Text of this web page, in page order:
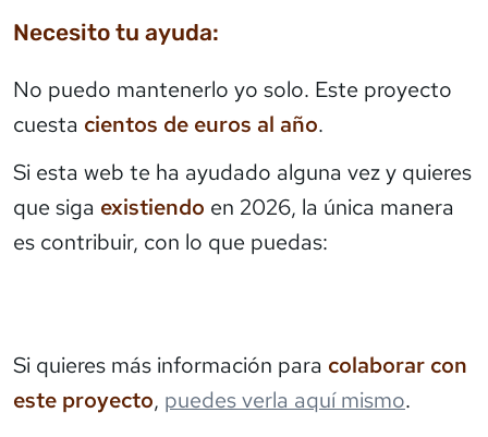
Necesito tu ayuda:
No puedo mantenerlo yo solo. Este proyecto
cuesta cientos de euros al año.
Si esta web te ha ayudado alguna vez y quieres
que siga existiendo en 2026, la única manera
es contribuir, con lo que puedas:
Si quieres más información para colaborar con
este proyecto, puedes verla aquí mismo.